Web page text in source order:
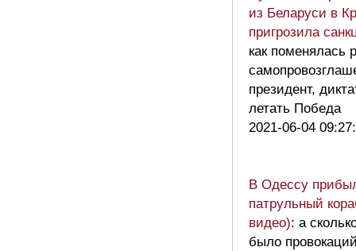
из Беларуси в
пригрозила
как поменялась
президент,
летать Победа
2021-06-04
В Одессу
патрульный
видео): а
было